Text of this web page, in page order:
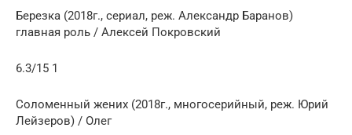
Березка (2018г., сериал, реж. Александр Баранов)
главная роль / Алексей Покровский
6.3/15 1
Соломенный жених (2018г., многосерийный, реж. Юрий
Лейзеров) / Олег